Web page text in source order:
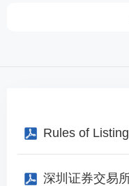
Rules of Listing